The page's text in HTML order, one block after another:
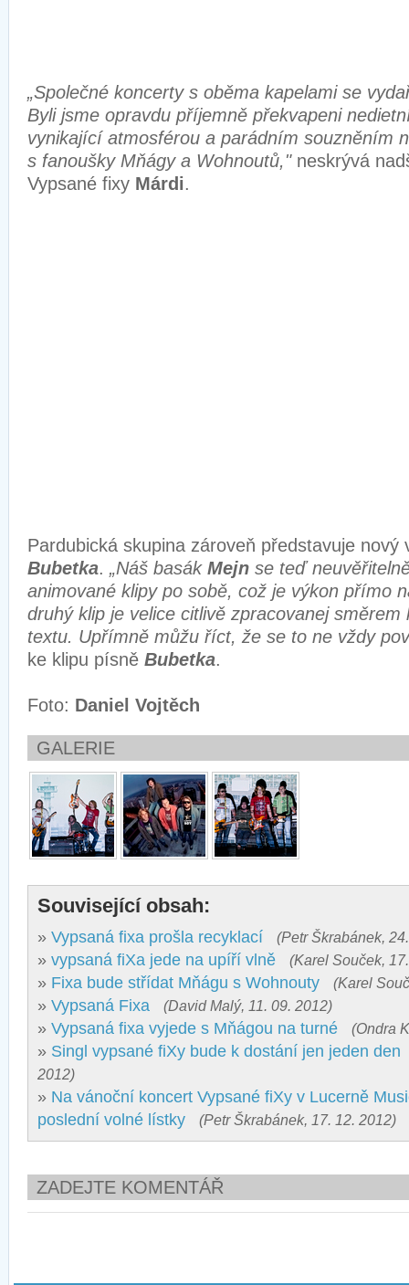
„Společné koncerty s oběma kapelami se
Byli jsme opravdu příjemně překvapeni
vynikající atmosférou a parádním souzněním
s fanoušky Mňágy a Wohnoutů,"neskrývá
Vypsané fixy Márdi.
Pardubická skupina zároveň představuje nový
Bubetka. „Náš basák Mejn se teď
animované klipy po sobě, což je výkon přímo
druhý klip je velice citlivě zpracovanej směrem
textu. Upřímně můžu říct, že se to ne vždy
ke klipu písně Bubetka.
Foto: Daniel Vojtěch
GALERIE
Související obsah:
» Vypsaná fixa prošla recyklací (Petr Škrabánek,
» vypsaná fiXa jede na upíří vlně (Karel Souček,
» Fixa bude střídat Mňágu s Wohnouty (Karel
» Vypsaná Fixa (David Malý, 11. 09. 2012)
» Vypsaná fixa vyjede s Mňágou na turné (Ondra
» Singl vypsané fiXy bude k dostání jen jeden den
2012)
» Na vánoční koncert Vypsané fiXy v Lucerně
poslední volné lístky
(Petr Škrabánek, 17. 12. 2012)
ZADEJTE KOMENTÁŘ